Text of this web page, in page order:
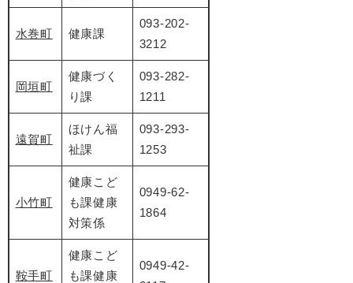
水巻町 健康課
093-202-
3212
岡垣町
健康づく
り課
093-282-
1211
遠賀町
ほけん福
祉課
093-293-
1253
小竹町
健康こど
も課健康
対策係
0949-62-
1864
鞍手町
健康こど
も課健康
0949-42-